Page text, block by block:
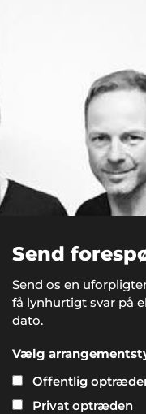
Send
Send os en
få lynhurtigt svar på
dato.
Vælg
Offentlig
Privat optræden